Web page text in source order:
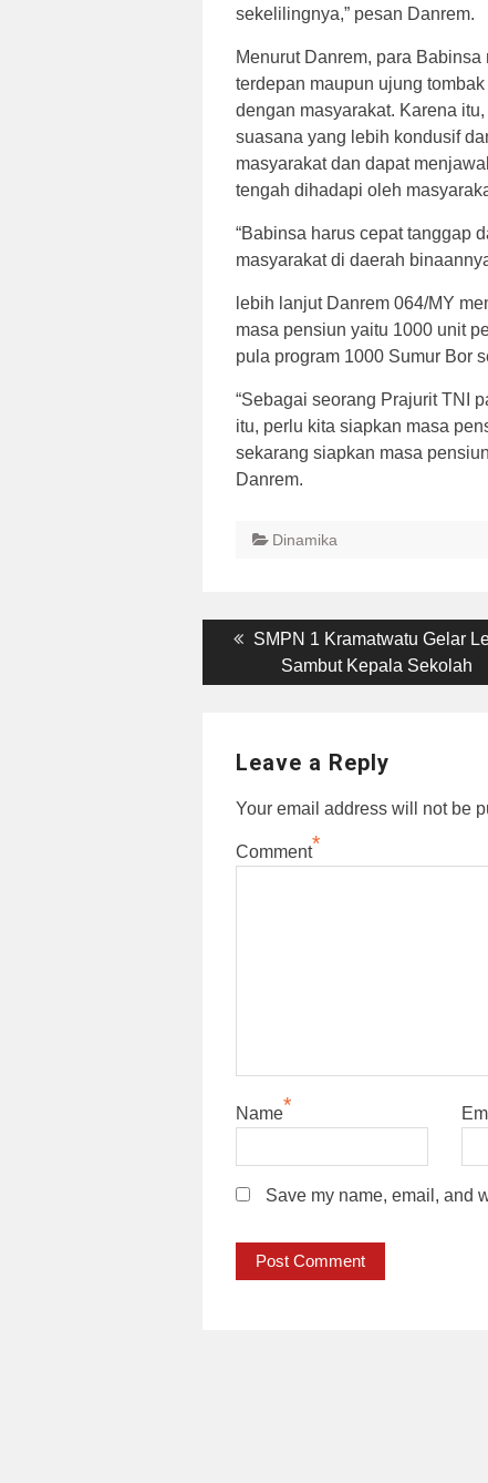
sekelilingnya,” pesan Danrem.
Menurut Danrem, para
terdepan maupun ujung
dengan masyarakat. Karena
suasana yang lebih kondusif
masyarakat dan dapat
tengah dihadapi oleh
“Babinsa harus cepat tanggap
masyarakat di daerah
lebih lanjut Danrem 064/MY
masa pensiun yaitu 1000 unit
pula program 1000 Sumur Bor
“Sebagai seorang Prajurit TNI
itu, perlu kita siapkan masa
sekarang siapkan masa
Danrem.
Dinamika
Post
navigation
Previous
post:
SMPN 1 Kramatwatu Gelar
Sambut Kepala Sekolah
Leave a Reply
Your email address will not be
Comment*
Name*
Save my name, email, and